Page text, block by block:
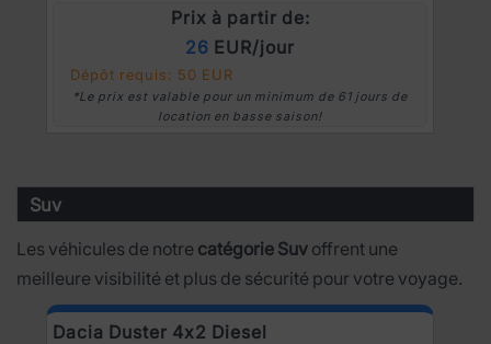
Prix à partir de:
26 EUR/jour
Dépôt requis: 50 EUR
*Le prix est valable pour un minimum de 61 jours de
location en basse saison!
Suv
Les véhicules de notre catégorie Suv offrent une
meilleure visibilité et plus de sécurité pour votre voyage.
Dacia Duster 4x2 Diesel